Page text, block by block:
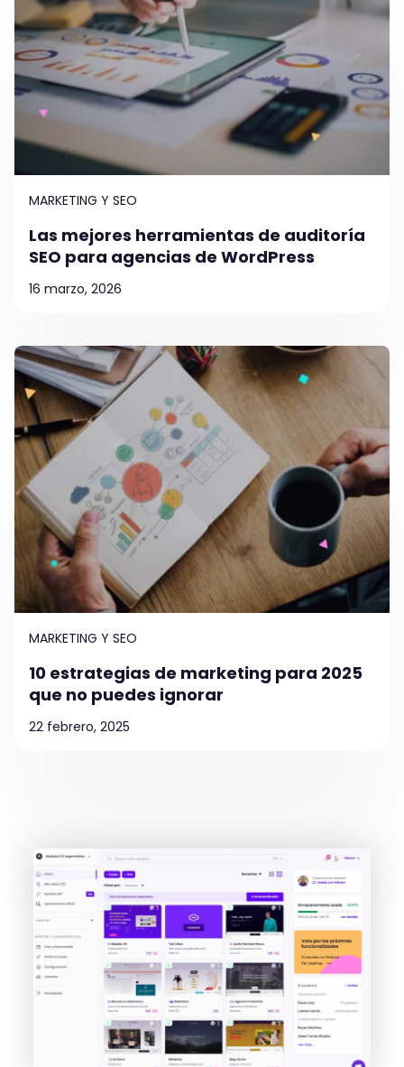
MARKETING Y SEO
Las mejores herramientas de auditoría
SEO para agencias de WordPress
16 marzo, 2026
MARKETING Y SEO
10 estrategias de marketing para 2025
que no puedes ignorar
22 febrero, 2025